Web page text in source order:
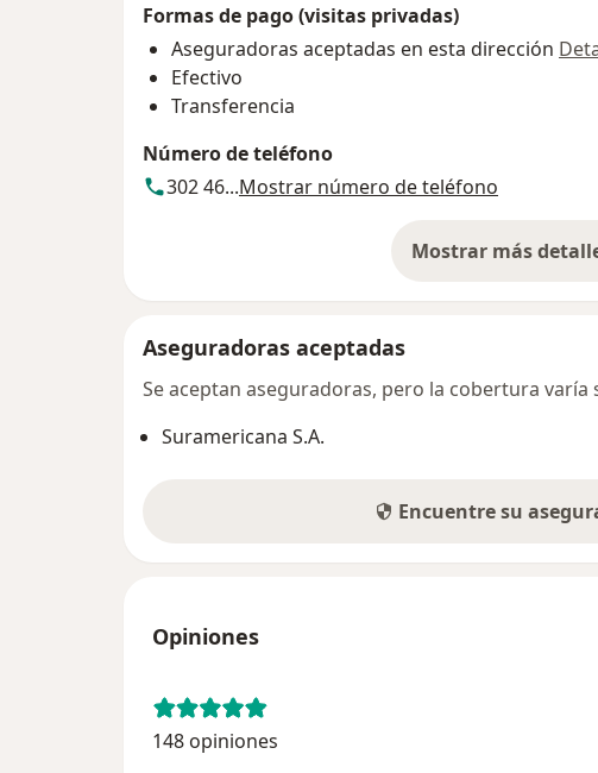
Formas de pago (visitas privadas)
Aseguradoras aceptadas en esta dirección
Efectivo
Transferencia
Número de teléfono
302 46...Mostrar número de teléfono
Mostrar mássobre la
Aseguradoras aceptadas
Se aceptan aseguradoras, pero la cobertura varía
Suramericana S.A.
Encuentre su
Opiniones
148 opiniones